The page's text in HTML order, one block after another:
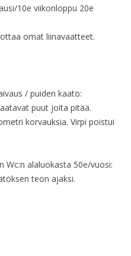
10e viikonloppu 20e
omat liinavaatteet.
/ puiden kaato:
puut joita pitää.
korvauksia. Virpi poistui
Wc:n alaluokasta 50e/vuosi:
teon ajaksi.